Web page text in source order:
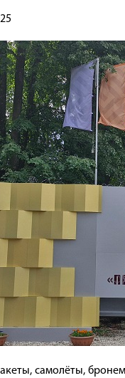
самолёты,